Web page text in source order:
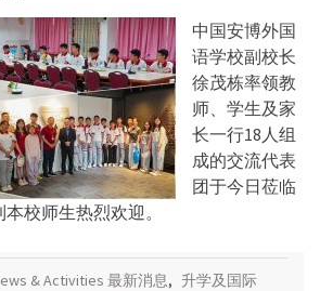
中国安博外国
语学校副校长
徐茂栋率领教
师、学生及家
长一行18人组
成的交流代表
团于今日莅临
校师生热烈欢迎。
& Activities 最新消息, 升学及国际